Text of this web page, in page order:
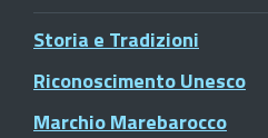
Storia e Tradizioni
Riconoscimento Unesco
Marchio Marebarocco